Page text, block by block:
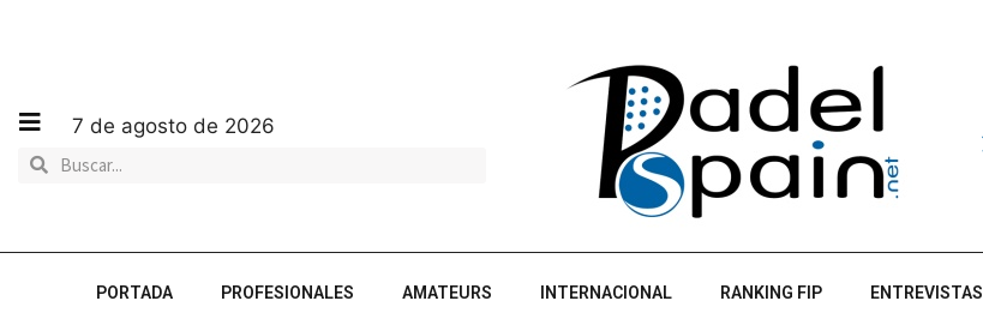
7 de agosto de 2026
PORTADA PROFESIONALES AMATEURS INTERNACIONAL RANKING FIP ENTREVISTAS